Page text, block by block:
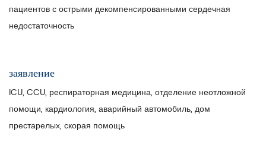
пациентов с острыми декомпенсированными сердечная
недостаточность
заявление
ICU, CCU, респираторная медицина, отделение неотложной
помощи, кардиология, аварийный автомобиль, дом
престарелых, скорая помощь